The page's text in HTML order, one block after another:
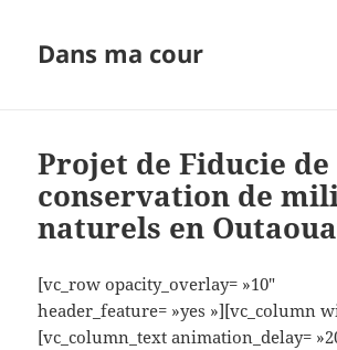
Dans ma cour
Projet de Fiducie de
conservation de
naturels en
[vc_row opacity_overlay= »10″
header_feature= »yes »][vc_column
[vc_column_text animation_delay=